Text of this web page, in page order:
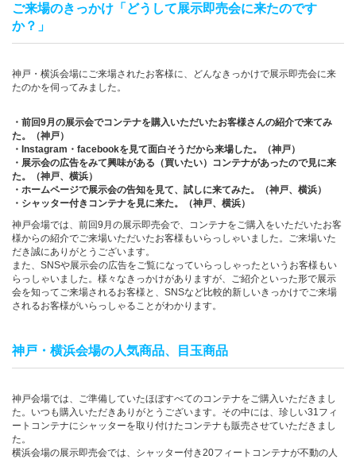
ご来場のきっかけ「どうして展示即売会に来たのです
か？」
神戸・横浜会場にご来場されたお客様に、どんなきっかけで展示即売会に来
たのかを伺ってみました。
・前回9月の展示会でコンテナを購入いただいたお客様さんの紹介で来てみ
た。（神戸）
・Instagram・facebookを見て面白そうだから来場した。（神戸）
・展示会の広告をみて興味がある（買いたい）コンテナがあったので見に来
た。（神戸、横浜）
・ホームページで展示会の告知を見て、試しに来てみた。（神戸、横浜）
・シャッター付きコンテナを見に来た。（神戸、横浜）
神戸会場では、前回9月の展示即売会で、コンテナをご購入をいただいたお客
様からの紹介でご来場いただいたお客様もいらっしゃいました。ご来場いた
だき誠にありがとうございます。
また、SNSや展示会の広告をご覧になっていらっしゃったというお客様もい
らっしゃいました。様々なきっかけがありますが、ご紹介といった形で展示
会を知ってご来場されるお客様と、SNSなど比較的新しいきっかけでご来場
されるお客様がいらっしゃることがわかります。
神戸・横浜会場の人気商品、目玉商品
神戸会場では、ご準備していたほぼすべてのコンテナをご購入いただきまし
た。いつも購入いただきありがとうございます。その中には、珍しい31フィ
ートコンテナにシャッターを取り付けたコンテナも販売させていただきまし
た。
横浜会場の展示即売会では、シャッター付き20フィートコンテナが不動の人